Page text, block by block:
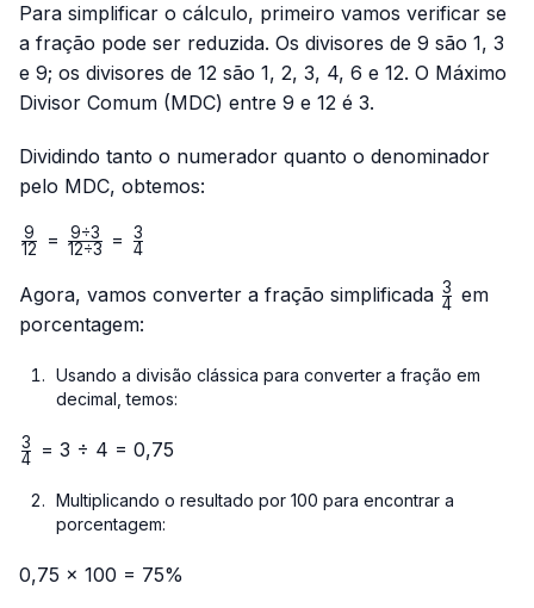
Para simplificar o cálculo, primeiro vamos verificar se
a fração pode ser reduzida. Os divisores de 9 são 1, 3
e 9; os divisores de 12 são 1, 2, 3, 4, 6 e 12. O Máximo
Divisor Comum (MDC) entre 9 e 12 é 3.
Dividindo tanto o numerador quanto o denominador
pelo MDC, obtemos:
\frac{9}
12
9 = \frac{9
{12 ÷
3}
12÷3
9÷3 = \frac{3}
4
3
Agora, vamos converter a fração simplificada \frac{3}
4
3 em
porcentagem:
Usando a divisão clássica para converter a fração em
decimal, temos:
\frac{3}
4
3 = 3 ÷ 4 = 0,75
Multiplicando o resultado por 100 para encontrar a
porcentagem:
0,75 × 100 = 75%